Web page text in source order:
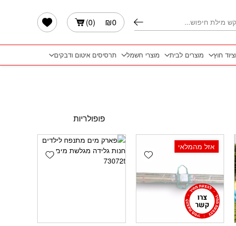
₪0
(
0
)
חוץ מוצרים לבית מוצרי חשמל תרסיסים איטום ודבקים
Add
Add wishlist אזל מהמלאי Add wishlist